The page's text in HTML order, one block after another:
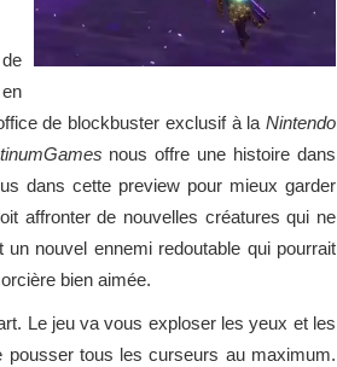
de blockbuster exclusif à la Nintendo
nous offre une histoire dans
dans cette preview pour mieux garder
affronter de nouvelles créatures qui ne
nouvel ennemi redoutable qui pourrait
bien aimée.
Le jeu va vous exploser les yeux et les
pousser tous les curseurs au maximum.